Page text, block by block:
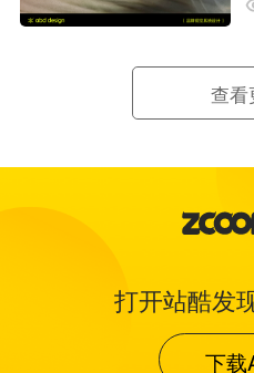
查看
打开站酷发
下载